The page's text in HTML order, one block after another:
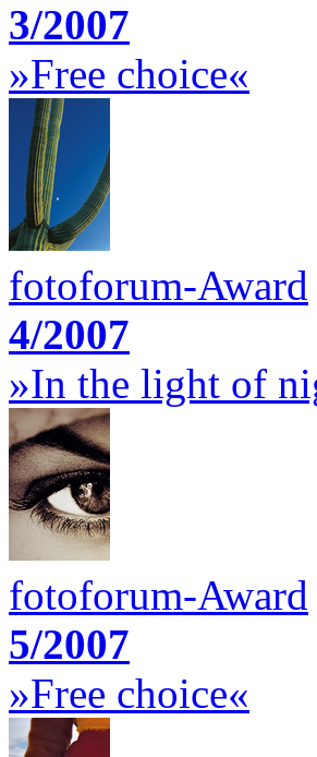
3/2007
»Free choice«
fotoforum-Award
4/2007
»In the light of
fotoforum-Award
5/2007
»Free choice«